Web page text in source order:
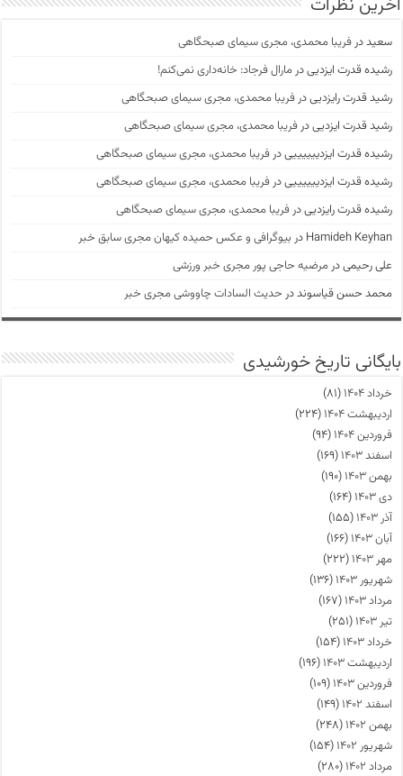
سعیددرفریبا محمدی، مجری سیمای صبحگاهی
رشیده قدرت ایزدییدرمارال فرجاد: خانه‌داری نمی‌کنم!
رشید قدرت رایزدییدرفریبا محمدی، مجری سیمای صبحگاهی
رشید قدرت ایزدییدرفریبا محمدی، مجری سیمای صبحگاهی
رشیده قدرت ایزدیییییییدرفریبا محمدی، مجری سیمای صبحگاهی
رشیده قدرت ایزدیییییییدرفریبا محمدی، مجری سیمای صبحگاهی
رشیده قدرت رایزدییدرفریبا محمدی، مجری سیمای صبحگاهی
Hamideh Keyhan در بیوگرافی و عکس حمیده کیهان مجری سابق خبر
علی رحیمیدرمرضیه حاجی پور مجری خبر ورزشی
محمد حسن قیاسونددر حدیث السادات چاووشی مجری خبر
بایگانی تاریخ خورشیدی
خرداد ۱۴۰۴
(۸۱)
اردیبهشت ۱۴۰۴
(۲۲۴)
فروردین ۱۴۰۴
(۹۴)
اسفند ۱۴۰۳
(۱۶۹)
بهمن ۱۴۰۳
(۱۹۰)
دی ۱۴۰۳
(۱۶۴)
آذر ۱۴۰۳
(۱۵۵)
آبان ۱۴۰۳
(۱۶۶)
مهر ۱۴۰۳
(۲۲۲)
شهریور ۱۴۰۳
(۱۳۶)
مرداد ۱۴۰۳
(۱۶۷)
تیر ۱۴۰۳
(۲۵۱)
خرداد ۱۴۰۳
(۱۵۴)
اردیبهشت ۱۴۰۳
(۱۹۶)
فروردین ۱۴۰۳
(۱۰۹)
اسفند ۱۴۰۲
(۱۴۹)
بهمن ۱۴۰۲
(۲۴۸)
شهریور ۱۴۰۲
(۱۵۴)
مرداد ۱۴۰۲
(۲۸۰)